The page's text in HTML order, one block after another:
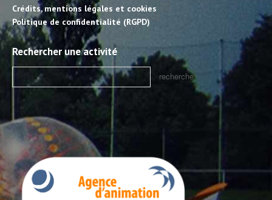
Crédits, mentions légales et cookies
Politique de confidentialité (RGPD)
Rechercher une activité